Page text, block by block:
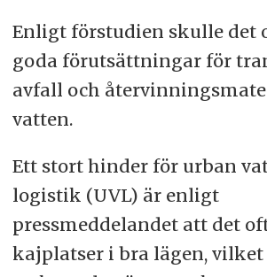
Enligt förstudien skulle det
goda förutsättningar för
avfall och
vatten.
Ett stort hinder för urban
logistik (UVL) är enligt
pressmeddelandet att det
kajplatser i bra lägen, vilket